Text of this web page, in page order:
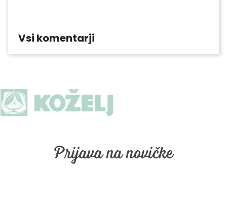
Vsi komentarji
Prijava na novičke